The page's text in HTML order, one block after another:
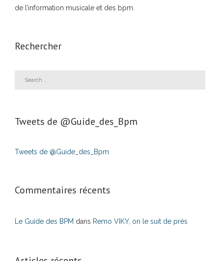
de l’information musicale et des bpm.
Rechercher
Tweets de ‎@Guide_des_Bpm
Tweets de @Guide_des_Bpm
Commentaires récents
Le Guide des BPM dans Remo VIKY, on le suit de près